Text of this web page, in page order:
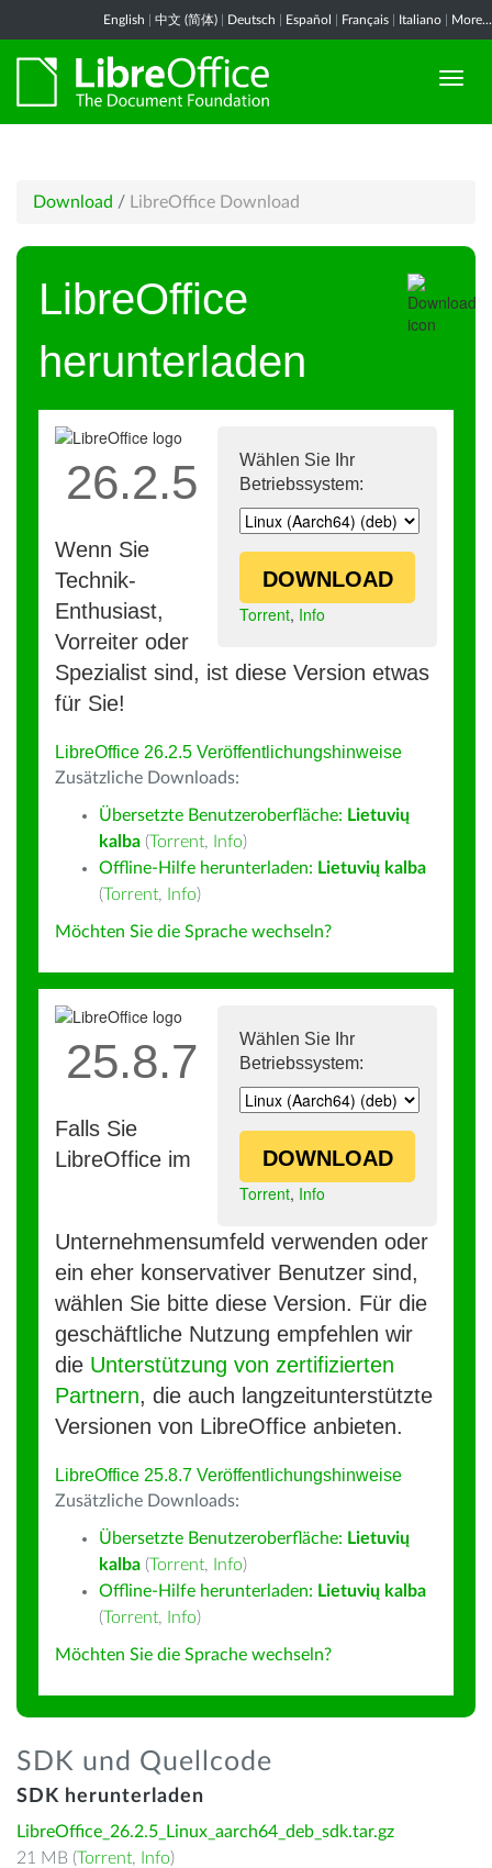
English 中文 (简体) Deutsch Español Français Italiano More...
Download / LibreOffice Download
LibreOffice
herunterladen
Wählen Sie Ihr
Betriebssystem:
DOWNLOAD
Torrent, Info
26.2.5
Wenn Sie
Technik-
Enthusiast,
Vorreiter oder
Spezialist sind, ist diese Version etwas
für Sie!
LibreOffice 26.2.5 Veröffentlichungshinweise
Zusätzliche Downloads:
Übersetzte Benutzeroberfläche: Lietuvių
kalba (Torrent, Info)
Offline-Hilfe herunterladen: Lietuvių kalba
(Torrent, Info)
Möchten Sie die Sprache wechseln?
Wählen Sie Ihr
Betriebssystem:
DOWNLOAD
Torrent, Info
25.8.7
Falls Sie
LibreOffice im
Unternehmensumfeld verwenden oder
ein eher konservativer Benutzer sind,
wählen Sie bitte diese Version. Für die
geschäftliche Nutzung empfehlen wir
die Unterstützung von zertifizierten
Partnern, die auch langzeitunterstützte
Versionen von LibreOffice anbieten.
LibreOffice 25.8.7 Veröffentlichungshinweise
Zusätzliche Downloads:
Übersetzte Benutzeroberfläche: Lietuvių
kalba (Torrent, Info)
Offline-Hilfe herunterladen: Lietuvių kalba
(Torrent, Info)
Möchten Sie die Sprache wechseln?
SDK und Quellcode
SDK herunterladen
LibreOffice_26.2.5_Linux_aarch64_deb_sdk.tar.gz
21 MB (Torrent, Info)